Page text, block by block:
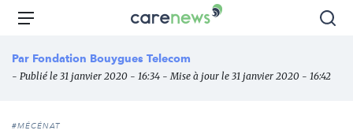
Aller
principal
Carenews,
média
des
Menu
Par Fondation Bouygues Telecom
- Publié le 31 janvier 2020 - 16:34 - Mise à jour le 31 janvier 2020 - 16:42
#MÉCÉNAT